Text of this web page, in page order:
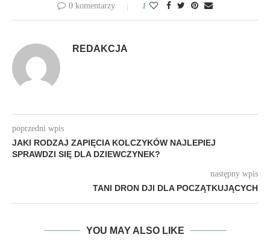
0 komentarzy 1
REDAKCJA
poprzedni wpis
JAKI RODZAJ ZAPIĘCIA KOLCZYKÓW NAJLEPIEJ
SPRAWDZI SIĘ DLA DZIEWCZYNEK?
następny wpis
TANI DRON DJI DLA POCZĄTKUJĄCYCH
YOU MAY ALSO LIKE